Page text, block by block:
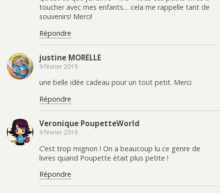
toucher avec mes enfants… cela me rappelle tant de
souvenirs! Merci!
Répondre
justine MORELLE
9 février 2019
une belle idée cadeau pour un tout petit. Merci
Répondre
Veronique PoupetteWorld
9 février 2019
C’est trop mignon ! On a beaucoup lu ce genre de
livres quand Poupette était plus petite !
Répondre